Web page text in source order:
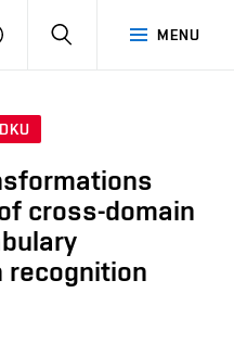
MENU
PŘIHLÁSIT
cross-domain
recognition